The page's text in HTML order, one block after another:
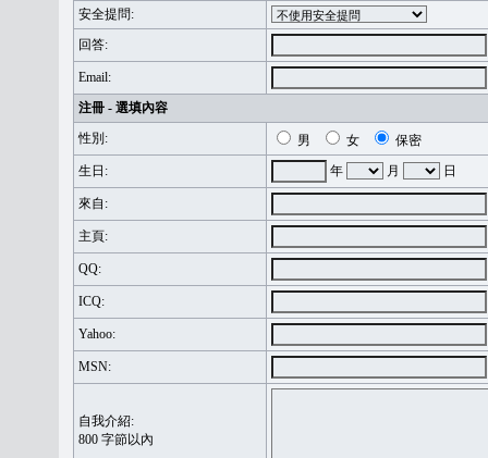
安全提問:
回答:
Email:
注冊 - 選填內容
性別:
男 女
保密
生日:
年 月 日
來自:
主頁:
QQ:
ICQ:
Yahoo:
MSN:
自我介紹:
800 字節以內